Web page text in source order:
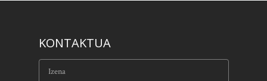
KONTAKTUA